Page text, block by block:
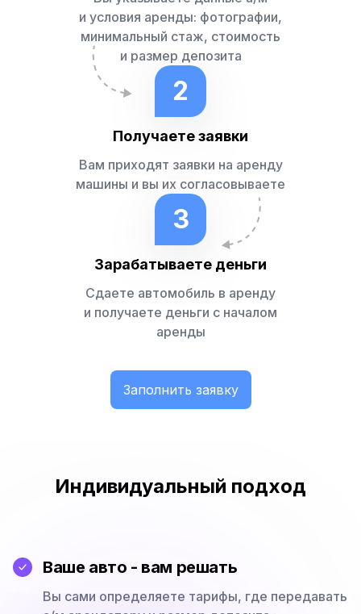
и условия аренды: фотографии,
минимальный стаж, стоимость
и размер депозита
2
Получаете заявки
Вам приходят заявки на аренду
машины и вы их согласовываете
3
Зарабатываете деньги
Сдаете автомобиль в аренду
и получаете деньги с началом
аренды
Заполнить заявку
Индивидуальный подход
Ваше авто - вам решать
Вы сами определяете тарифы, где передавать